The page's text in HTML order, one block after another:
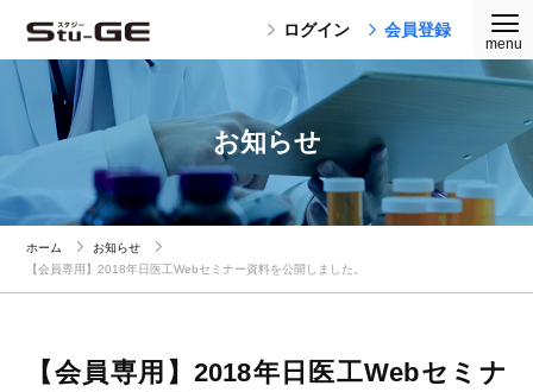
ログイン 会員登録
お知らせ
ホーム
お知らせ
【会員専用】2018年日医工Webセミナー資料を公開しました。
【会員専用】2018年日医工Webセミナ